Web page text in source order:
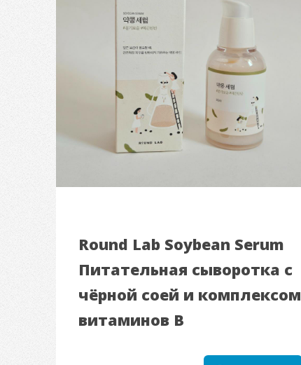
Round Lab Soybean Serum
Питательная сыворотка с
чёрной соей и комплексом
витаминов B